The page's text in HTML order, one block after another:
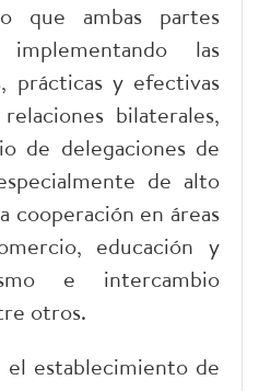
que ambas partes
las
prácticas y efectivas
bilaterales,
de delegaciones de
de alto
cooperación en áreas
educación y
e intercambio
otros.
el establecimiento de